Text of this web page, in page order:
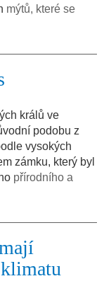
mýtů, které se
králů ve
podobu z
vysokých
zámku, který byl
přírodního a